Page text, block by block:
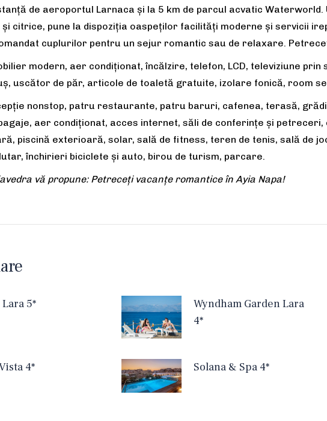
de aeroportul Larnaca și la 5 km de parcul acvatic
și citrice, pune la dispoziția oaspeților facilități moderne și servicii
cuplurilor pentru un sejur romantic sau de relaxare.
modern, aer condiționat, încălzire, telefon, LCD, televiziune
uscător de păr, articole de toaletă gratuite, izolare fonică, room
nonstop, patru restaurante, patru baruri, cafenea, terasă,
aer condiţionat, acces internet, săli de conferinţe şi petreceri,
piscină exterioară, solar, sală de fitness, teren de tenis, sală de
închirieri biciclete și auto, birou de turism, parcare.
vă propune: Petreceți vacanțe romantice în Ayia Napa!
5*
Wyndham Garden Lara
4*
4* Solana & Spa 4*